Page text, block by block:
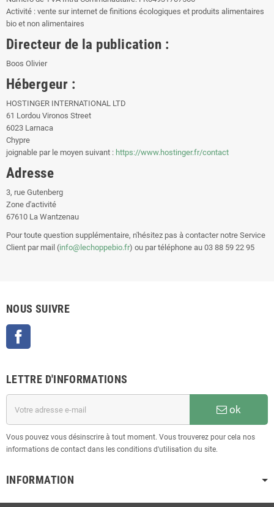
Activité : vente sur internet de finitions écologiques et produits alimentaires
bio et non alimentaires
Directeur de la publication :
Boos Olivier
Hébergeur :
HOSTINGER INTERNATIONAL LTD
61 Lordou Vironos Street
6023 Larnaca
Chypre
joignable par le moyen suivant : https://www.hostinger.fr/contact
Adresse
3, rue Gutenberg
Zone d'activité
67610 La Wantzenau
Pour toute question supplémentaire, n'hésitez pas à contacter notre Service
Client par mail (info@lechoppebio.fr) ou par téléphone au 03 88 59 22 95
NOUS SUIVRE
LETTRE D'INFORMATIONS
ok
Vous pouvez vous désinscrire à tout moment. Vous trouverez pour cela nos
informations de contact dans les conditions d'utilisation du site.
INFORMATION